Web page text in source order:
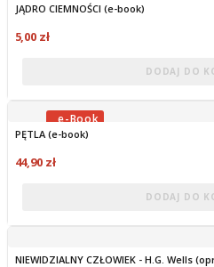
OBECNIE BRAK NA STANIE
JĄDRO CIEMNOŚCI (e-book)
5,00 zł
DODAJ DO
OBECNIE BRAK NA STANIE
PĘTLA (e-book)
44,90 zł
DODAJ DO
NIEWIDZIALNY CZŁOWIEK - H.G. Wells